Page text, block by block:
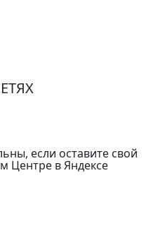
если оставите свой
Центре в Яндексе